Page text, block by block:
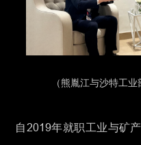
（熊胤江与沙特工业
自2019年就职工业与矿